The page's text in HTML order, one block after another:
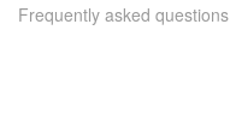
Frequently asked questions